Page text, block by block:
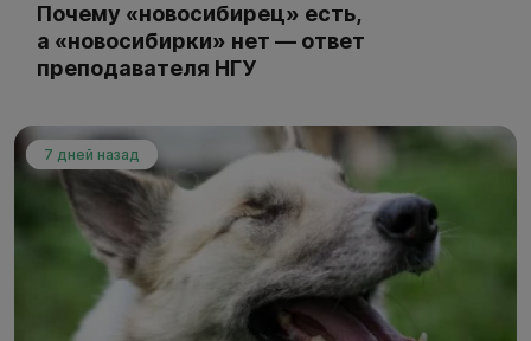
Почему «новосибирец» есть,
а «новосибирки» нет — ответ
преподавателя НГУ
7 дней назад